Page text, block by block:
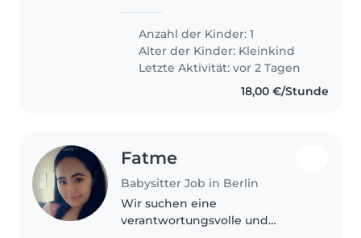
Babysitterin für unseren Sohn
Ennio. Ennio ist 21 Monate alt
und ein fröhlicher, freundlicher..
Anzahl der Kinder: 1
Alter der Kinder: Kleinkind
Letzte Aktivität: vor 2 Tagen
18,00 €/Stunde
Fatme
Babysitter Job in Berlin
Wir suchen eine
verantwortungsvolle und